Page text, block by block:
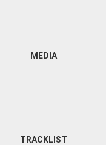
MEDIA
TRACKLIST